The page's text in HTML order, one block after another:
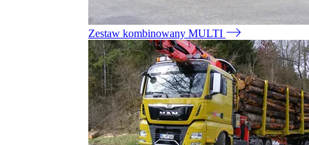
Zestaw kombinowany MULTI